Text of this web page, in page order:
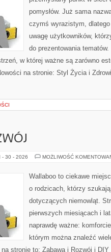
pomysłów. Już sama
czymś wyrazistym,
uwagę użytkowników,
do prezentowania
w której ważne są zarówno
na stronie: Styl Życia i
- 30 - 2026 MOŻLIWOŚĆ
Wallaboo to ciekawe
o rodzicach, którzy
dotyczących niemowląt.
pierwszych miesiącach i
naprawdę ważne:
którym można znaleźć
stronie to: Zabawa i Rozwój i